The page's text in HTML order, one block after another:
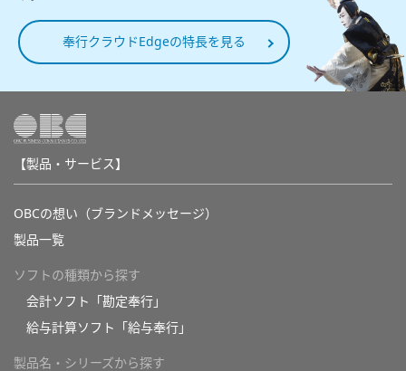
奉行クラウドEdgeの特長を見る
【製品・サービス】
OBCの想い（ブランドメッセージ）
製品一覧
ソフトの種類から探す
会計ソフト「勘定奉行」
給与計算ソフト「給与奉行」
製品名・シリーズから探す